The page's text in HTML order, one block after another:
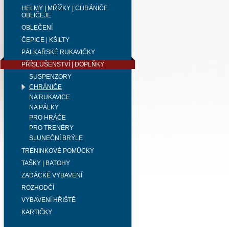
HELMY | MŘÍŽKY | CHRÁNIČE
OBLIČEJE
OBLEČENÍ
ČEPICE | KŠILTY
PÁLKAŘSKÉ RUKAVIČKY
PŘÍSLUŠENSTVÍ | DOPLŇKY
SUSPENZORY
CHRÁNIČE
NA RUKAVICE
NA PÁLKY
PRO HRÁČE
PRO TRENÉRY
SLUNEČNÍ BRÝLE
TRÉNINKOVÉ POMŮCKY
TAŠKY | BATOHY
ZADÁCKÉ VYBAVENÍ
ROZHODČÍ
VYBAVENÍ HŘIŠTĚ
KARTIČKY